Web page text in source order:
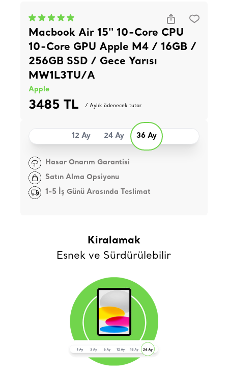
Macbook Air 15'' 10-Core CPU
10-Core GPU Apple M4 / 16GB /
256GB SSD / Gece Yarısı
MW1L3TU/A
Apple
3485 TL / Aylık ödenecek tutar
12 Ay 24 Ay 36 Ay
Hasar Onarım Garantisi
Satın Alma Opsiyonu
1-5 İş Günü Arasında Teslimat
Kiralamak
Esnek ve Sürdürülebilir